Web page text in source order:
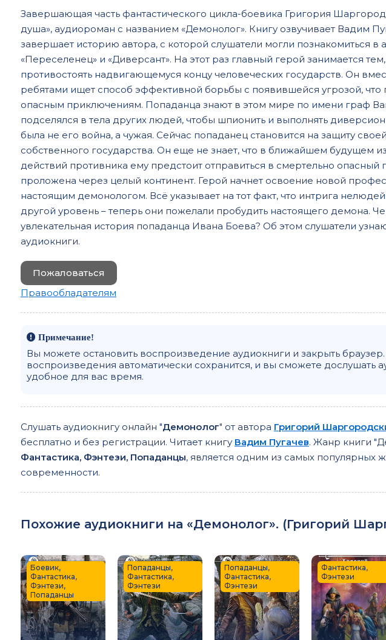
Завершающая часть фантастического цикла-боевика Григория
душа», аудиороман с названием «Демонолог». Книгу озвучивает Вадим
завершает историю автора, с которой слушатели могли познакомиться в
«Переселенец» и «Диверсант». На этот раз главный герой занимается тем,
противостоять надвигающемуся концу человеческих государств. Он
ребятами ищет способ эффективной борьбы с появившейся угрозой, что
опасным приключениям. Попаданца знают в этом мире по имени граф
подселялся в тела других людей, чтобы шпионить и выполнять
была не его война, а чужая. Сейчас попаданец становится на защиту
собственного государства. Он еще не знает, что в ближайшем будущем
действий противника ему предстоит отправиться в смертельно опасный
проложена через целый континент. Герой начнет освоение новой
настоящим демонологом. Всё указывает на тот факт, что интрига
другой уровень – теперь они пожелали пробудить настоящего демона.
увлекательная история попаданца Ивана Боева? Об этом слушатели
аудиокниги.
Пожаловаться
Правообладателям
Примечание!
Вы можете остановить воспроизведение аудиокниги и закрыть
воспроизведения автоматически сохранится, и вы сможете дослушать
удобное для вас время.
Слушать аудиокнигу онлайн "Демонолог" от автора Григорий
бесплатно и без регистрации. Читает книгу Вадим Пугачев. Жанр книги
Фантастика, Фэнтези, Попаданцы, является одним из самых популярных
современности.
Похожие аудиокниги на «Демонолог». (Григорий
Боевик,
Фантастика,
Фэнтези,
Попаданцы
Попаданцы,
Фантастика,
Фэнтези
Попаданцы,
Фантастика,
Фэнтези
Фантастика,
Фэнтези